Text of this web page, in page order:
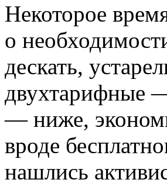
Некоторое
о
дескать,
двухтарифные
— ниже,
вроде
нашлись